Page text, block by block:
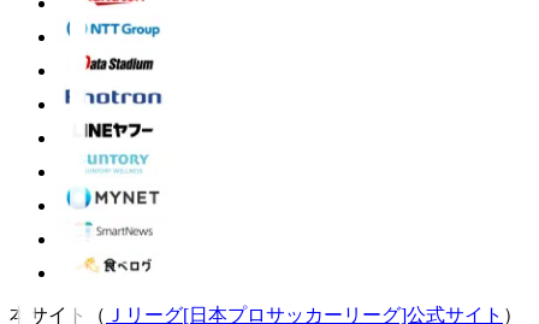
本サイト（ Ｊリーグ[日本プロサッカーリーグ]公式サイト ）